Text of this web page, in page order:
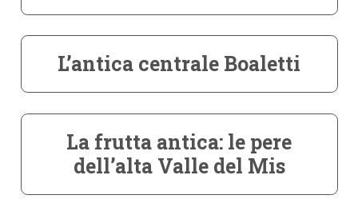
L’antica centrale Boaletti
La frutta antica: le pere
dell’alta Valle del Mis